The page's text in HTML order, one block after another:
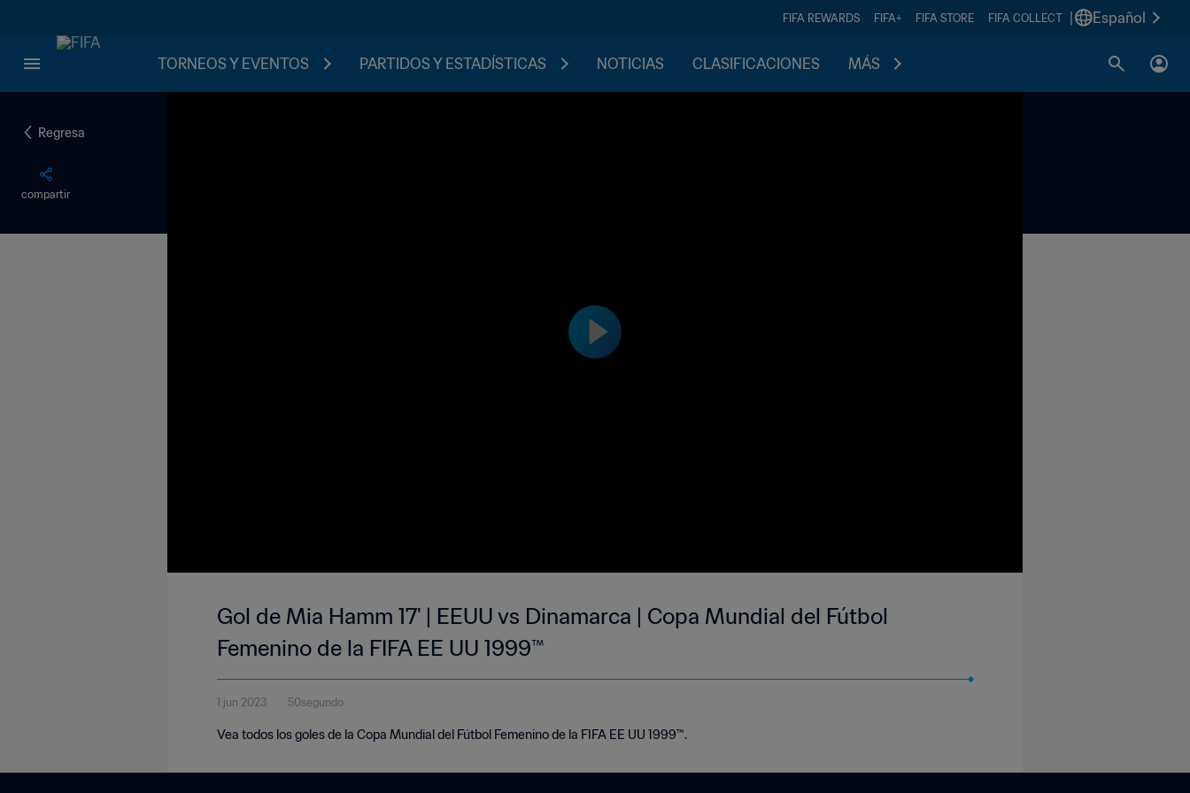
FIFA REWARDS FIFA+ FIFA STORE FIFA COLLECT Español
TORNEOS Y EVENTOS PARTIDOS Y ESTADÍSTICAS NOTICIAS CLASIFICACIONES MÁS
Regresa
compartir
Gol de Mia Hamm 17' | EEUU vs Dinamarca | Copa Mundial del Fútbol
Femenino de la FIFA EE UU 1999™
1 jun 2023 50segundo
Vea todos los goles de la Copa Mundial del Fútbol Femenino de la FIFA EE UU 1999™.